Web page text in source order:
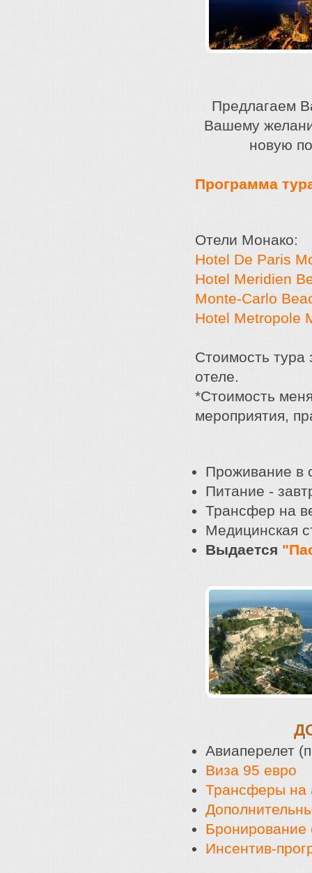
Предлагаем
Вашему
новую
Программа
Отели Монако:
Hotel De Paris
Hotel Meridien
Monte-Carlo
Hotel Metropole
Стоимость
отеле.
*Стоимость
мероприятия,
Проживание в
Питание -
Трансфер на
Медицинская
Выдается
Авиаперелет
Виза 95 евро
Трансферы на
Бронирование
Инсентив-